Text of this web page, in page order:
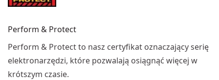
Perform & Protect
Perform & Protect to nasz certyfikat oznaczający serię
elektronarzędzi, które pozwalają osiągnąć więcej w
krótszym czasie.